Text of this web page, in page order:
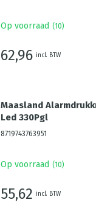
Op voorraad (10)
62,96 incl. BTW
Maasland
Led 330Pgl
8719743763951
Op voorraad (10)
55,62 incl. BTW